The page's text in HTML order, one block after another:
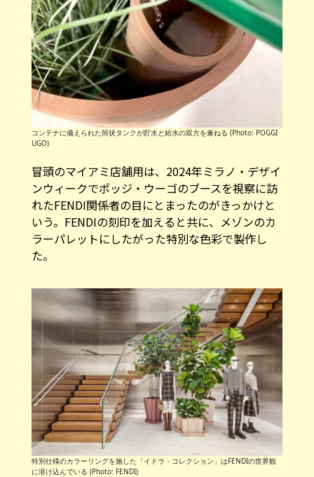
コンテナに備えられた筒状タンクが貯水と給水の双方を兼ねる (Photo: POGGI
UGO)
冒頭のマイアミ店舗用は、2024年ミラノ・デザイ
ンウィークでポッジ・ウーゴのブースを視察に訪
れたFENDI関係者の目にとまったのがきっかけと
いう。FENDIの刻印を加えると共に、メゾンのカ
ラーパレットにしたがった特別な色彩で製作し
た。
特別仕様のカラーリングを施した「イドラ・コレクション」はFENDIの世界観
に溶け込んでいる (Photo: FENDI)